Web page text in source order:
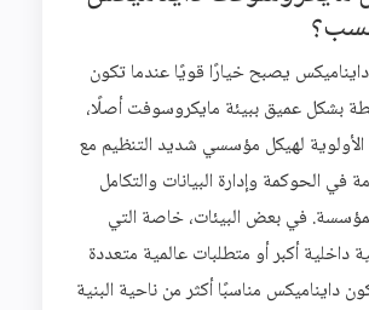
يصبح خيارًا قويًا عندما تكون
بشكل عميق ببيئة مايكروسوفت أصلًا،
لهيكل مؤسسي شديد التنظيم مع
في الحوكمة وإدارة البيانات والتكامل
في بعض البيئات، خاصة التي
داخلية أكبر أو متطلبات عالمية متعددة
دايناميكس مناسبًا أكثر من ناحية البنية